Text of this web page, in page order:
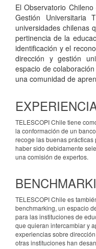
El Observatorio
Gestión Universitaria
universidades chilenas
pertinencia de la
identificación y el
dirección y gestión
espacio de
una comunidad de
TELESCOPI Chile tiene
la conformación de un
recoge las buenas
haber sido debidamente
una comisión de expertos.
TELESCOPI Chile es
benchmarking, un espacio
para las instituciones de
que quieran intercambiar y
experiencias sobre
otras instituciones han